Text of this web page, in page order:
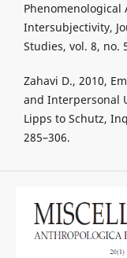
Phenomenological
Intersubjectivity,
Studies, vol. 8, no.
Zahavi D., 2010,
and Interpersonal
Lipps to Schutz,
285–306.